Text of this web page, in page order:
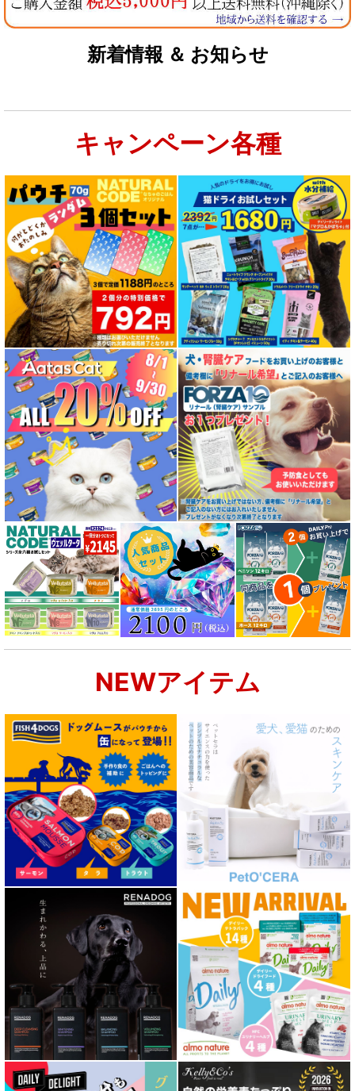
新着情報 ＆ お知らせ
キャンペーン各種
NEWアイテム